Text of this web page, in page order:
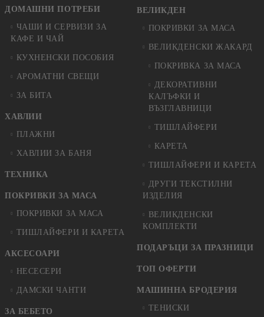
ДОМАШНИ ПОТРЕБИ
ЧАШИ И СЕРВИЗИ ЗА
КАФЕ И ЧАЙ
КУХНЕНСКИ ПОСОБИЯ
АРОМАТНИ СВЕЩИ
ЗА БИТА
ХАВЛИИ
ПЛАЖНИ
ХАВЛИИ ЗА БАНЯ
ТЕХНИКА
ПОКРИВКИ ЗА МАСА
ПОКРИВКИ ЗА МАСА
ТИШЛАЙФЕРИ И КАРЕТА
АКСЕСОАРИ
НЕСЕСЕРИ
ДАМСКИ ЧАНТИ
ЗА БЕБЕТО
ВЕЛИКДЕН
ПОКРИВКИ ЗА МАСА
ВЕЛИКДЕНСКИ ЖАКАРД
ПОКРИВКА ЗА МАСА
ДЕКОРАТИВНИ
КАЛЪФКИ И
ВЪЗГЛАВНИЦИ
ТИШЛАЙФЕРИ
КАРЕТА
ТИШЛАЙФЕРИ И КАРЕТА
ДРУГИ ТЕКСТИЛНИ
ИЗДЕЛИЯ
ВЕЛИКДЕНСКИ
КОМПЛЕКТИ
ПОДАРЪЦИ ЗА ПРАЗНИЦИ
ТОП ОФЕРТИ
МАШИННА БРОДЕРИЯ
ТЕНИСКИ